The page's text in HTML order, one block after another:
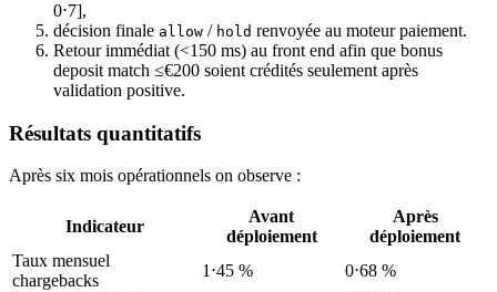
0⋅7],
décision finale allow / hold renvoyée au moteur paiement.
Retour immédiat (<150 ms) au front end afin que bonus
deposit match ≤​€200 soient crédités seulement après
validation positive.
Résultats quantitatifs
Après six mois opérationnels on observe :
Indicateur
Avant
déploiement
Après
déploiement
Taux mensuel
chargebacks
1⋅45 %
0⋅68 %